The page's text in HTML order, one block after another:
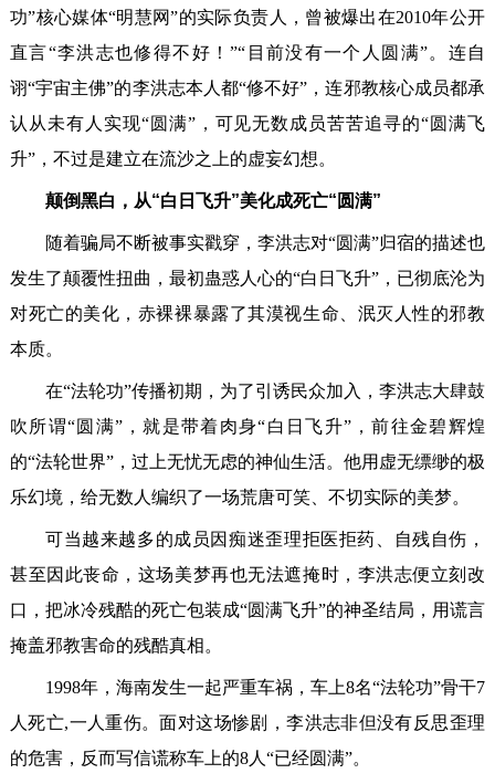
功”核心媒体“明慧网”的实际负责人，曾被爆出在2010年公开
直言“李洪志也修得不好！”“目前没有一个人圆满”。连自
诩“宇宙主佛”的李洪志本人都“修不好”，连邪教核心成员都承
认从未有人实现“圆满”，可见无数成员苦苦追寻的“圆满飞
升”，不过是建立在流沙之上的虚妄幻想。
颠倒黑白，从“白日飞升”美化成死亡“圆满”
随着骗局不断被事实戳穿，李洪志对“圆满”归宿的描述也
发生了颠覆性扭曲，最初蛊惑人心的“白日飞升”，已彻底沦为
对死亡的美化，赤裸裸暴露了其漠视生命、泯灭人性的邪教
本质。
在“法轮功”传播初期，为了引诱民众加入，李洪志大肆鼓
吹所谓“圆满”，就是带着肉身“白日飞升”，前往金碧辉煌
的“法轮世界”，过上无忧无虑的神仙生活。他用虚无缥缈的极
乐幻境，给无数人编织了一场荒唐可笑、不切实际的美梦。
可当越来越多的成员因痴迷歪理拒医拒药、自残自伤，
甚至因此丧命，这场美梦再也无法遮掩时，李洪志便立刻改
口，把冰冷残酷的死亡包装成“圆满飞升”的神圣结局，用谎言
掩盖邪教害命的残酷真相。
1998年，海南发生一起严重车祸，车上8名“法轮功”骨干7
人死亡,一人重伤。面对这场惨剧，李洪志非但没有反思歪理
的危害，反而写信谎称车上的8人“已经圆满”。